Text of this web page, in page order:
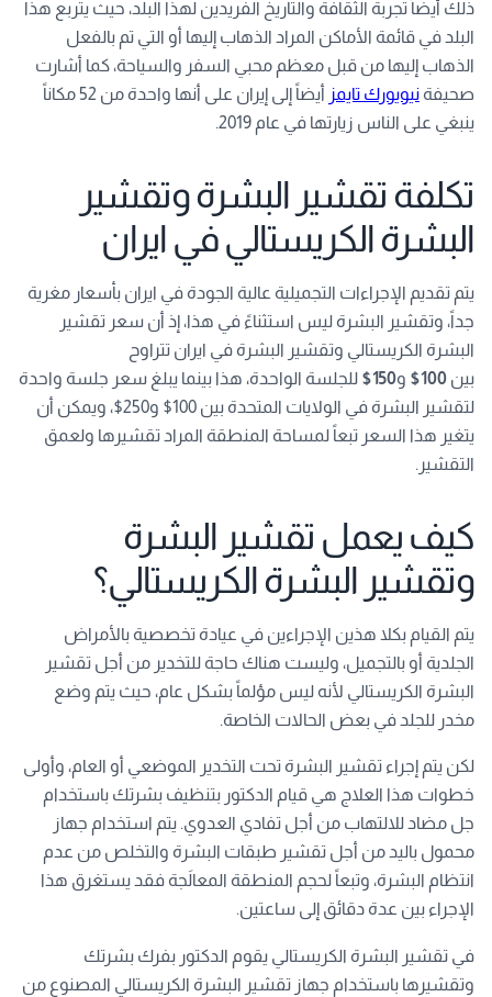
ذلك أيضاً تجربة الثقافة والتاريخ الفريدين لهذا البلد، حيث يتربع هذا
البلد في قائمة الأماكن المراد الذهاب إليها أو التي تم بالفعل
الذهاب إليها من قبل معظم محبي السفر والسياحة، كما أشارت
صحيفةنيويورك تايمز
أيضاً إلى إيران على أنها واحدة من 52 مكاناً
ينبغي على الناس زيارتها في عام 2019.
تكلفة تقشير البشرة وتقشير
البشرة الكريستالي في ايران
يتم تقديم الإجراءات التجميلية عالية الجودة في ايران بأسعار مغرية
جداً، وتقشير البشرة ليس استثناءً في هذا، إذ أن سعر تقشير
البشرة الكريستالي وتقشير البشرة في ايران تتراوح
بين100$ و150$
للجلسة الواحدة، هذا بينما يبلغ سعر جلسة واحدة
لتقشير البشرة في الولايات المتحدة بين 100$ و250$، ويمكن أن
يتغير هذا السعر تبعاً لمساحة المنطقة المراد تقشيرها ولعمق
التقشير.
كيف يعمل تقشير البشرة
وتقشير البشرة الكريستالي؟
يتم القيام بكلا هذين الإجراءين في عيادة تخصصية بالأمراض
الجلدية أو بالتجميل، وليست هناك حاجة للتخدير من أجل تقشير
البشرة الكريستالي لأنه ليس مؤلماً بشكل عام، حيث يتم وضع
مخدر للجلد في بعض الحالات الخاصة.
لكن يتم إجراء تقشير البشرة تحت التخدير الموضعي أو العام، وأولى
خطوات هذا العلاج هي قيام الدكتور بتنظيف بشرتك باستخدام
جل مضاد للالتهاب من أجل تفادي العدوي. يتم استخدام جهاز
محمول باليد من أجل تقشير طبقات البشرة والتخلص من عدم
انتظام البشرة، وتبعاً لحجم المنطقة المعالَجة فقد يستغرق هذا
الإجراء بين عدة دقائق إلى ساعتين.
في تقشير البشرة الكريستالي يقوم الدكتور بفرك بشرتك
وتقشيرها باستخدام جهاز تقشير البشرة الكريستالي المصنوع من